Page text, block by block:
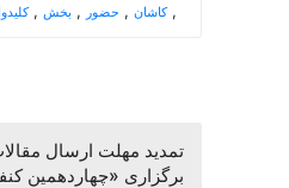
کاشان , حضور , بخش , ,
تمدید مهلت ارسال
برگزاری «چهاردهمین